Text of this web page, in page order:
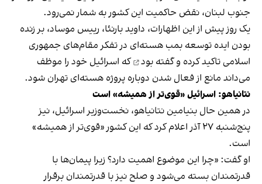
جنوب لبنان، نقض حاکمیت این کشور به شمار نمی‌رود.
یک روز پیش از این اظهارات، داوید بارنئا، رییس موساد، بر زنده
بودن ایده توسعه بمب هسته‌ای در تفکر مقام‌های جمهوری
اسلامی تاکید کرده وگفته بود
که اسرائیل خود را موظف
می‌داند مانع از فعال شدن دوباره پروژه هسته‌ای تهران شود.
نتانیاهو: اسرائیل «قوی‌تر از همیشه» است
در همین حال بنیامین نتانیاهو، نخست‌وزیر اسرائیل، نیز
پنج‌شنبه ۲۷ آذر اعلام کرد که این کشور «قوی‌تر از همیشه»
است.
او گفت: «چرا این موضوع اهمیت دارد؟ زیرا پیمان‌ها با
قدرتمندان بسته می‌شود و صلح نیز با قدرتمندان برقرار